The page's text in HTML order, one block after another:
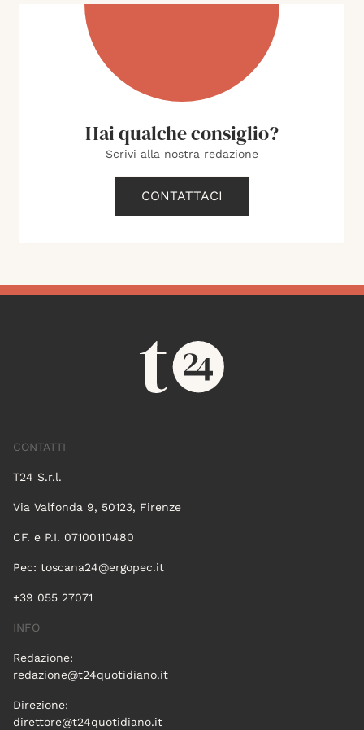
Hai qualche consiglio?
Scrivi alla nostra redazione
CONTATTACI
CONTATTI
T24 S.r.l.
Via Valfonda 9, 50123, Firenze
CF. e P.I. 07100110480
Pec: toscana24@ergopec.it
+39 055 27071
INFO
Redazione:
redazione@t24quotidiano.it
Direzione:
direttore@t24quotidiano.it